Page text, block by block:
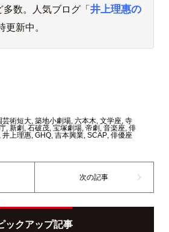
多数。人気ブログ「井上理惠の
更新中。
芸術短大, 築地小劇場, 六本木, 文学座, 寺
, 新劇 , 石破茂, 宝塚劇場, 帝劇 , 音楽座, 俳
井上理惠, GHQ, 吉本興業, SCAP, 俳優座
ックアップ記事